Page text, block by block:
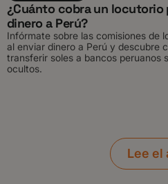
¿Cuánto cobra un locutorio
dinero a Perú?
Infórmate sobre las comisiones de
al enviar dinero a Perú y descubre
transferir soles a bancos peruanos
ocultos.
Lee el